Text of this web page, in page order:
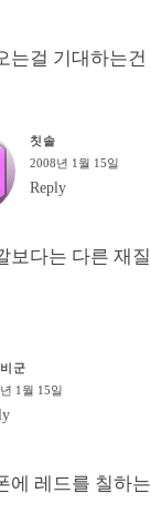
는걸 기대하는건
칫솔
2008년 1월 15일
Reply
보다는 다른 재
군
1월 15일
에 레드를 칠하